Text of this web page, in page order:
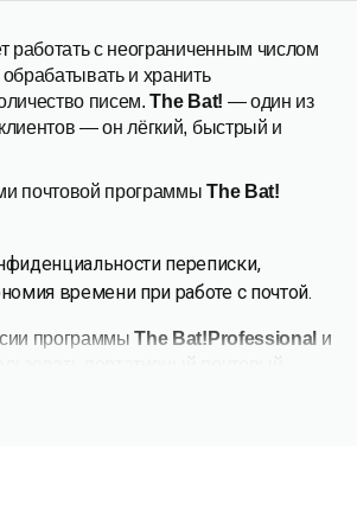
работать с неограниченным числом
и хранить
писем.The Bat! — один из
— он лёгкий, быстрый и
почтовой программыThe Bat!
переписки,
времени при работе с почтой.
программыThe Bat!Professional и
портативный почтовый
— программу-почтовик